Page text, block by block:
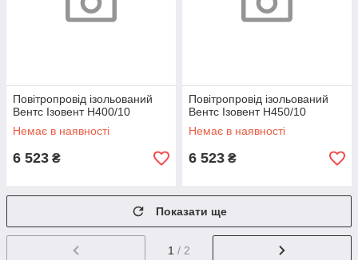
Повітропровід ізольований
Вентс Ізовент Н400/10
Немає в наявності
6 523 ₴
Повітропровід ізольований
Вентс Ізовент Н450/10
Немає в наявності
6 523 ₴
Показати ще
1 / 2